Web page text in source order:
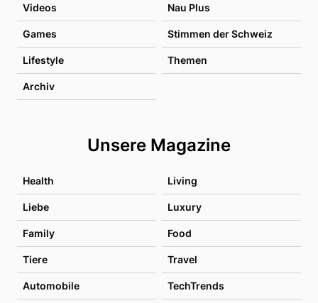
Videos Nau Plus
Games Stimmen der Schweiz
Lifestyle Themen
Archiv
Unsere Magazine
Health Living
Liebe Luxury
Family Food
Tiere Travel
Automobile TechTrends